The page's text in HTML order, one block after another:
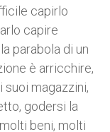
capirlo
capire
parabola di un
è arricchire,
suoi magazzini,
godersi la
beni, molti